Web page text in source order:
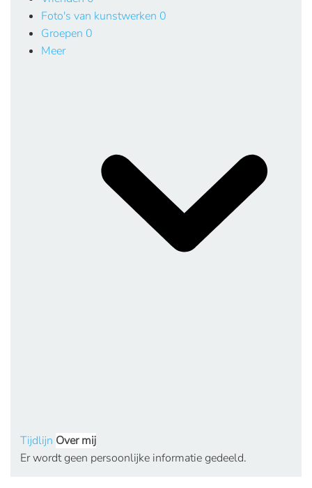
Foto's van kunstwerken 0
Groepen 0
Meer
Tijdlijn Over mij
Er wordt geen persoonlijke informatie gedeeld.